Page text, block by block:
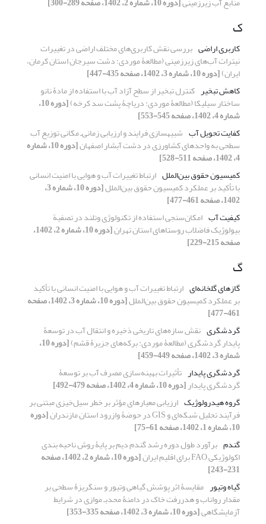
ک
کاربری اراضی بررسی نقش کاربری‌های مختلف اراضی در تغییرات
نیترات آب‌های زیر‌زمینی (مطالعۀ موردی: دشت سیرجان استان کرمان،
ایران)[دوره 10، شماره 3، 1402، صفحه 435-447]
کاهش تبخیر کنترل تبخیر از سطح آزاد آب با استفاده از مادۀ نانو
ساختار سیلیکا (مطالعۀ موردی: دریاچۀ پشت سد کرخه) [دوره 10،
شماره 4، 1402، صفحه 545-553]
کفایت تحویل آب شبیه‏سازی فرایند و ارزیابی زمانی‌ـ مکانی توزیع آب
سطحی به واحدهای کشاورزی در دشت آبشار اصفهان [دوره 10، شماره
4، 1402، صفحه 511-528]
کمیسیون حقوق بین‌الملل ارتباط تغییرات آب و هوایی با امنیت انسانی
با تأکید بر عملکرد کمیسیون حقوق بین‌الملل [دوره 10، شماره 3،
1402، صفحه 461-477]
کیفیت آب امکان‌سنجی استفاده از تکنولوژی وتلند در تصفیة
بیولوژیک فاضلاب روستاهای استان تهران [دوره 10، شماره 2، 1402،
صفحه 215-229]
گ
گازهای گلخانه‌ای ارتباط تغییرات آب و هوایی با امنیت انسانی با تأکید
بر عملکرد کمیسیون حقوق بین‌الملل [دوره 10، شماره 3، 1402، صفحه
461-477]
گردشگری نقش سازه‌های تاریخی ذخیره و انتقال آب در توسعۀ
پایدار گردشگری (مطالعۀ موردی: برکه‌های جزیرۀ قشم) [دوره 10،
شماره 3، 1402، صفحه 449-459]
گردشگری پایدار تأثیرات بهینه‌‌‌‌سازی مصرف آب بر توسعۀ
گردشگری پایدار[دوره 10، شماره 4، 1402، صفحه 479-492]
گروه هیدرولوژیک ارزیابی معیارهای مؤثر بر خطر سیل‌خیزی مبتنی بر
فرآیند تحلیل شبکه‌ای و GIS در حوضۀ وازرود استان مازندران [دوره
10، شماره 1، 1402، صفحه 61-75]
گندم برآورد طول دوره رشد گندم دیم بر پایۀ روش ناحیه بندی
اکولوژیکی FAO برای اقلیم ایران [دوره 10، شماره 2، 1402، صفحه
231-243]
گیاه وتیور مقایسۀ اثر پوشش گیاهی وتیور و سنگریزۀ سطحی بر
مقدار رواناب و هدررفت خاک در دامنۀ محدبـ موازی در شرایط
آزمایشگاهی[دوره 10، شماره 3، 1402، صفحه 335-353]